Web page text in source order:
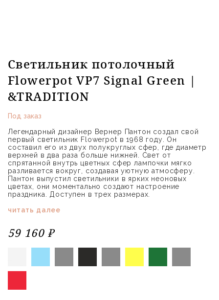
Светильник потолочный
Flowerpot VP7 Signal Green |
&TRADITION
Под заказ
Легендарный дизайнер Вернер Пантон создал свой
первый светильник Flowerpot в 1968 году. Он
составил его из двух полукруглых сфер, где диаметр
верхней в два раза больше нижней. Свет от
спрятанной внутрь цветных сфер лампочки мягко
разливается вокруг, создавая уютную атмосферу.
Пантон выпустил светильники в ярких неоновых
цветах, они моментально создают настроение
праздника. Доступен в трех размерах.
читать далее
59 160 ₽